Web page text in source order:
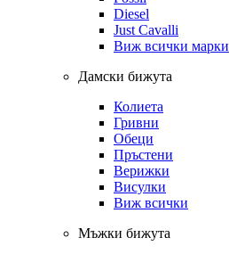
Diesel
Just Cavalli
Виж всички марки
Дамски бижута
Колиета
Гривни
Обеци
Пръстени
Верижки
Висулки
Виж всички
Мъжки бижута